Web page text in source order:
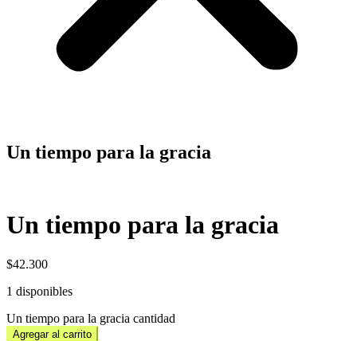
Un tiempo para la gracia
Un tiempo para la gracia
$42.300
1 disponibles
Un tiempo para la gracia cantidad
Agregar al carrito